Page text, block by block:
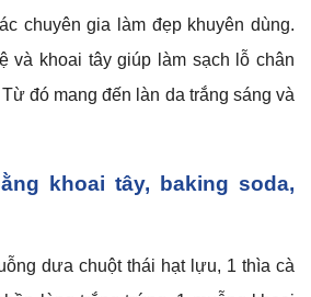
chuyên gia làm đẹp khuyên dùng.
và khoai tây giúp làm sạch lỗ chân
đó mang đến làn da trắng sáng và
khoai tây, baking soda,
dưa chuột thái hạt lựu, 1 thìa cà